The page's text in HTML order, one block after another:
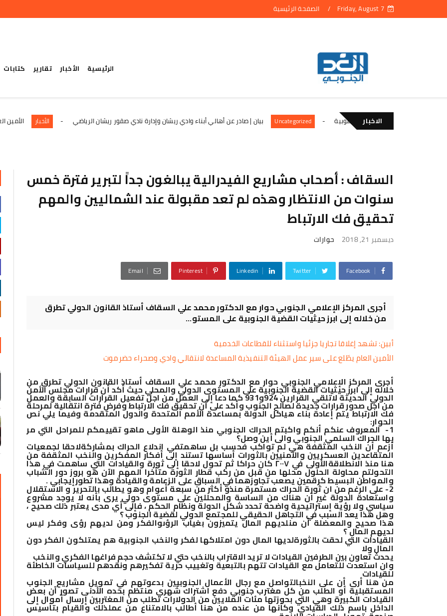
Friday, August 7 الصفحة الرئيسية
الرئيسية الأخبار تقارير كتابات
الاخبار
المعنوي للقوات الجنوبية Uncategorized بيان | صادر عن أهالي أبناء وادي ريشان وإدارة نادي صقور ريشان الرياضي الأخبار الأمين العام
السقاف : أصحاب مشاريع الفيدرالية يبالغون جداً لتبرير فترة خمس
سنوات من الانتظار وهذه لم تعد مقبولة عند الشماليين والمهم
تحقيق فك الارتباط
ديسمبر 21, 2018 حوارات
Facebook
Twitter
Linkedin
Pinterest
Email
أجرى المركز الإعلامي الجنوبي حوار مع الدكتور محمد علي السقاف أستاذ القانون الدولي تطرق
من خلاله إلى ابرز حيثيات القضية الجنوبية على المستو...
​أبين: تشهد إغلاقا تجاريا جزئيا واستثناء للقطاعات الخدمية
الأمين العام يطّلع على سير عمل الهيئة التنفيذية المساعدة لانتقالي وادي وصحراء حضرموت
أجرى المركز الإعلامي الجنوبي حوار مع الدكتور محمد علي السقاف أستاذ القانون الدولي تطرق من
خلاله إلى ابرز حيثيات القضية الجنوبية على المستوى الدولي والمحلي حيث أكد أن قرارات مجلس الأمن
الدولي الحديثة لاتلقي القرارين 924و931 كما دعا إلى العمل من اجل تفعيل القرارات السابقة والعمل
من اجل صدور قرارات جديدة لصالح الجنوب وأكد على أن تحقيق فك الارتباط وفرض فترة انتقالية لمرحلة
فك الارتباط يتم إعادة بناء هياكل الدولة بمساعدة الأمم المتحدة والدول المتقدمة وفيما يلي نص
الحوار:
1- المعروف عنكم أنكم واكبتم الحراك الجنوبي منذ الوهلة الأولى ماهو تقييمكم للمراحل التي مر
بها الحراك السلمي الجنوبي والى أين وصل؟
أزعم أن النخب المثقفة هي لم تواكب فحسب بل ساهمتفي اندلاع الحراك بمشاركةلاحقا لجمعيات
المتقاعدين العسكريين والأمنيين بالثورات أساسها تستند إلى أفكار المفكرين والنخب المثقفة من
هنا منذ الانطلاقة الأولى في ٢٠٠٧ كان حراكا ثم تحول لاحقا إلى ثورة والقيادات التي ساهمت في هذا
التحولتم محاولة الحلول محلها من قبل من ركب قطار الثورة متأخرا المهم الآن هو بروز دور الشباب
والمواطن البسيط كرقمين يصعب تجاوزهما في السباق على الزعامة والقيادة وهذا تطورإيجابي.
2- على الرغم من ان ثورة الحراك مستمرة منذو أكثر من سبعة أعوام وهو يطالب بالتحرير و الاستقلال
واستعادة الدولة غير أن هناك من الساسة والمحللين على مستوى دولي يرى بأنه لا يوجد مشروع
سياسي ولا رؤية إستراتيحية واضحة تحدد شكل الدولة ونظام الحكم ، فإلى أي مدى يعتبر ذلك صحيح ،
وهل هذا يعد السبب في التجاهل الحقيقي للمجتمع الدولي لقضية الجنوب ؟
هذا صحيح والمعضلة أن منلديهم المال يتميزون بغياب الرؤىوالفكر ومن لديهم رؤى وفكر ليس
لديهم المال ؟
القيادات التي لحقت بالثورةلديها المال دون امتلاكها لفكر والنخب الجنوبية هم يمتلكون الفكر دون
المال ولا
يحدث تعاون بين الطرفين القيادات لا تريد الاقتراب بالنخب حتي لا تكتشف حجم فراغها الفكري والنخب
وان استعدت للتعامل مع القيادات تتهم بالتبعية وتغييب حرية تفكيرهم ونقدهم للسياسات الخاطئة
للقيادات
من هنا أرى أن على النخبالتواصل مع رجال الأعمال الجنوبيين بدعوتهم في تمويل مشاريع الجنوب
المستقبلية أو الطلب من كل مغترب جنوبي دفع اشتراك شهري منتظم بحده الأدنى تصور آن بعض
القيادات الكبيرة وهي التي بحوزتها مئات الملايين من الدولارات تطلب من المغتربين إرسال أموال إلى
الداخل باسم ذلك القيادي وكأنها من عنده من هنا أطالب بالامتناع من عملذلك والقيام بتأسيس